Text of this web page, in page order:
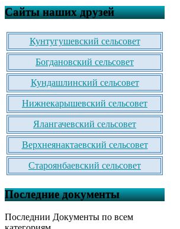
Сайты наших друзей
Кунтугушевский сельсовет
Богдановский сельсовет
Кундашлинский сельсовет
Нижнекарышевский сельсовет
Ялангачевский сельсовет
Верхнеянактаевский сельсовет
Староянбаевский сельсовет
Последние документы
Последнии Документы по всем